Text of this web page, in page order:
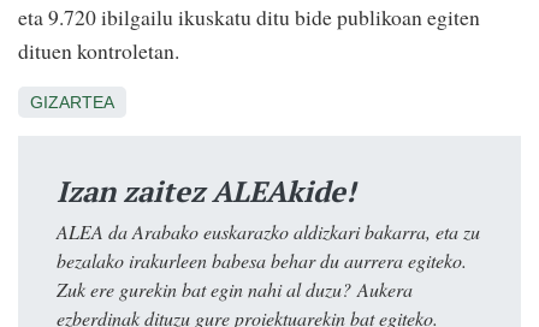
eta 9.720 ibilgailu ikuskatu ditu bide publikoan egiten
dituen kontroletan.
GIZARTEA
Izan zaitez ALEAkide!
ALEA da Arabako euskarazko aldizkari bakarra, eta zu
bezalako irakurleen babesa behar du aurrera egiteko.
Zuk ere gurekin bat egin nahi al duzu? Aukera
ezberdinak dituzu gure proiektuarekin bat egiteko.